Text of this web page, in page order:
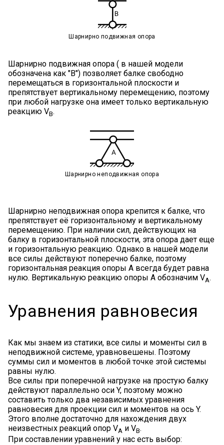
Шарнирно подвижная опора
Шарнирно подвижная опора ( в нашей модели
обозначена как "B") позволяет балке свободно
перемещаться в горизонтальной плоскости и
препятствует вертикальному перемещению, поэтому
при любой нагрузке она имеет только вертикальную
реакцию VB.
Шарнирно неподвижная опора
Шарнирно неподвижная опора крепится к балке, что
препятствует её горизонтальному и вертикальному
перемещению. При наличии сил, действующих на
балку в горизонтальной плоскости, эта опора дает еще
и горизонтальную реакцию. Однако в нашей модели
все силы действуют поперечно балке, поэтому
горизонтальная реакция опоры A всегда будет равна
нулю. Вертикальную реакцию опоры A обозначим VA.
Уравнения равновесия
Как мы знаем из статики, все силы и моменты сил в
неподвижной системе, уравновешены. Поэтому
суммы сил и моментов в любой точке этой системы
равны нулю.
Все силы при поперечной нагрузке на простую балку
действуют параллельно оси Y, поэтому можно
составить только два независимых уравнения
равновесия для проекции сил и моментов на ось Y.
Этого вполне достаточно для нахождения двух
неизвестных реакций опор VA и VB.
При составлении уравнений у нас есть выбор: